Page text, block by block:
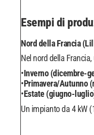
Esempi di
Nord della Francia
Nel nord della
Inverno (dicembre-
Primavera/Autunno
Estate (giugno-
Un impianto da 4 kW